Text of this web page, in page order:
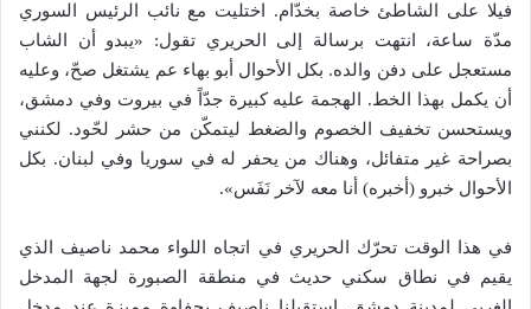
فيلا على الشاطئ خاصة بخدّام. اختليت مع نائب الرئيس السوري
مدّة ساعة، انتهت برسالة إلى الحريري تقول: «يبدو أن الشاب
مستعجل على دفن والده. بكل الأحوال أبو بهاء عم يشتغل صحّ، وعليه
أن يكمل بهذا الخط. الهجمة عليه كبيرة جدّاً في بيروت وفي دمشق،
ويستحسن تخفيف الخصوم والضغط ليتمكّن من حشر لحّود. لكنني
بصراحة غير متفائل، وهناك من يحفر له في سوريا وفي لبنان. بكل
الأحوال خبرو (أخبره) أنا معه لآخر نَفَس».
في هذا الوقت تحرّك الحريري في اتجاه اللواء محمد ناصيف الذي
يقيم في نطاق سكني حديث في منطقة الصبورة لجهة المدخل